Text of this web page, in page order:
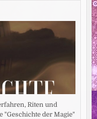
Riten und
"Geschichte der Magie"